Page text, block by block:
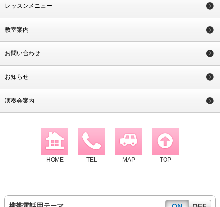
レッスンメニュー
教室案内
お問い合わせ
お知らせ
演奏会案内
HOME TEL MAP TOP
携帯電話用テーマ